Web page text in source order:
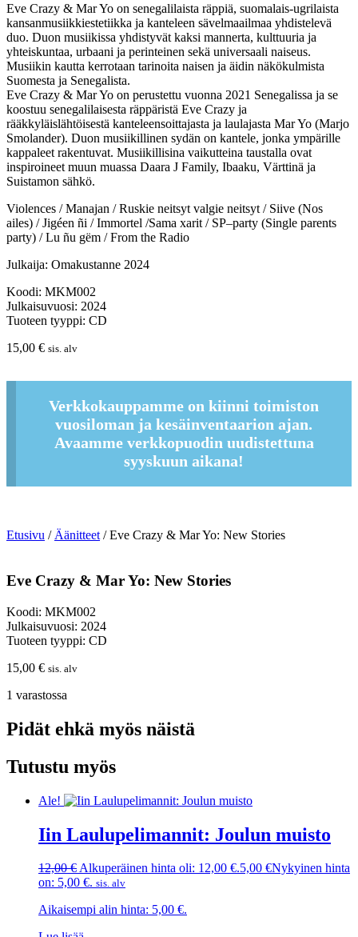
Eve Crazy & Mar Yo on senegalilaista räppiä, suomalais-ugrilaista
kansanmusiikkiestetiikka ja kanteleen sävelmaailmaa yhdistelevä
duo. Duon musiikissa yhdistyvät kaksi mannerta, kulttuuria ja
yhteiskuntaa, urbaani ja perinteinen sekä universaali naiseus.
Musiikin kautta kerrotaan tarinoita naisen ja äidin näkökulmista
Suomesta ja Senegalista.
Eve Crazy & Mar Yo on perustettu vuonna 2021 Senegalissa ja se
koostuu senegalilaisesta räppäristä Eve Crazy ja
rääkkyläislähtöisestä kanteleensoittajasta ja laulajasta Mar Yo (Marjo
Smolander). Duon musiikillinen sydän on kantele, jonka ympärille
kappaleet rakentuvat. Musiikillisina vaikutteina taustalla ovat
inspiroineet muun muassa Daara J Family, Ibaaku, Värttinä ja
Suistamon sähkö.
Violences / Manajan / Ruskie neitsyt valgie neitsyt / Siive (Nos
ailes) /Jigéen ñi / Immortel /Sama xarit / SP–party (Single parents
party) /Lu ñu gëm / From the Radio
Julkaija: Omakustanne 2024
Koodi: MKM002
Julkaisuvuosi: 2024
Tuoteen tyyppi: CD
15,00 € sis. alv
Verkkokauppamme on kiinni toimiston
vuosiloman ja kesäinventaarion ajan.
Avaamme verkkopuodin uudistettuna
syyskuun aikana!
Etusivu /Äänitteet/ Eve Crazy & Mar Yo: New Stories
Eve Crazy & Mar Yo: New Stories
Koodi: MKM002
Julkaisuvuosi: 2024
Tuoteen tyyppi: CD
15,00 € sis. alv
1 varastossa
Pidät ehkä myös näistä
Tutustu myös
Ale!
Iin Laulupelimannit: Joulun muisto
12,00€Alkuperäinen hinta oli: 12,00 €.5,00 €Nykyinen hinta
on: 5,00 €. sis. alv
Aikaisempi alin hinta: 5,00 €.